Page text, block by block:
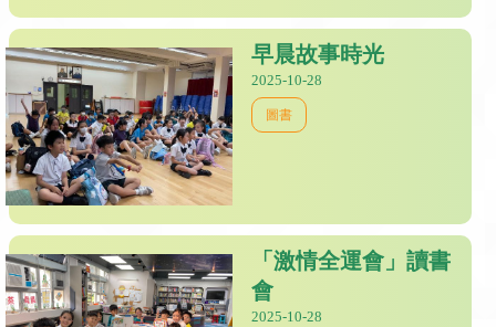
早晨故事時光
2025-10-28
圖書
「激情全運會」讀書
會
2025-10-28